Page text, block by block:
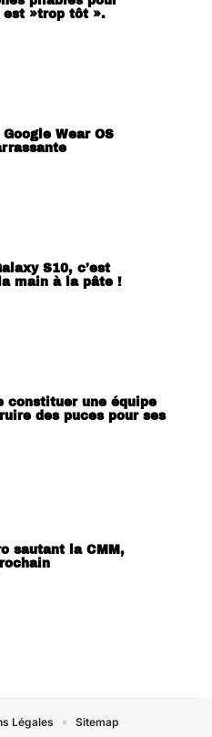
est »trop tôt ».
Wear OS
S10, c’est
main à la pâte !
constituer une équipe
des puces pour ses
sautant la CMM,
Légales Sitemap